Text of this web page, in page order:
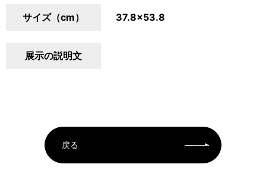
サイズ（cm） 37.8×53.8
展示の説明文
戻る